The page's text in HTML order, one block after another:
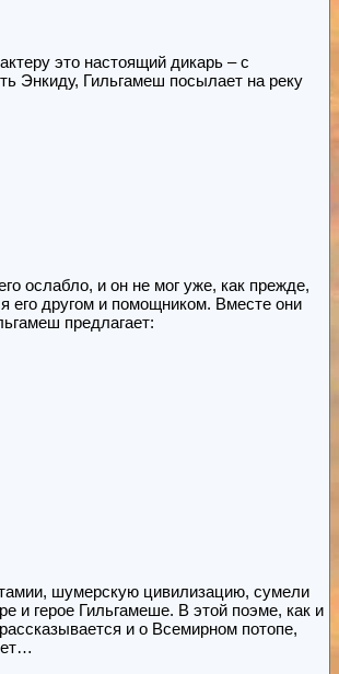
это настоящий дикарь – с
Энкиду, Гильгамеш посылает на реку
ослабло, и он не мог уже, как прежде,
его другом и помощником. Вместе они
предлагает:
шумерскую цивилизацию, сумели
и герое Гильгамеше. В этой поэме, как и
и о Всемирном потопе,